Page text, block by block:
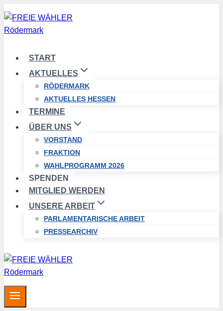
Zum
Inhalt
springen
START
AKTUELLES
RÖDERMARK
AKTUELLES HESSEN
TERMINE
ÜBER UNS
VORSTAND
FRAKTION
WAHLPROGRAMM 2026
SPENDEN
MITGLIED WERDEN
UNSERE ARBEIT
PARLAMENTARISCHE ARBEIT
PRESSEARCHIV